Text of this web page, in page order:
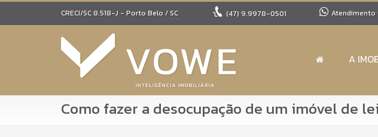
CRECI/SC 8.518-J - Porto Belo /SC (47)9.9978-0501 Atendimento
A
Como fazer a desocupação de um imóvel de